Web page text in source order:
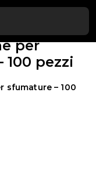
per
pezzi
sfumature – 100